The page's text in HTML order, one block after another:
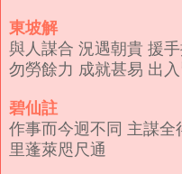
東坡解
與人謀合 況遇朝貴 援
勿勞餘力 成就甚易 出
碧仙註
作事而今迥不同 主謀
里蓬萊咫尺通